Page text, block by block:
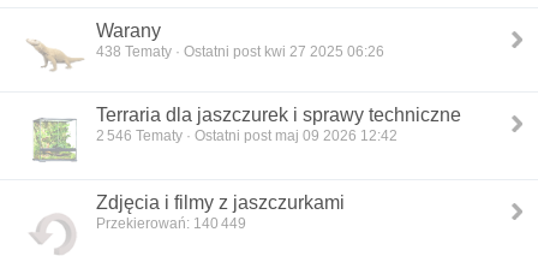
Warany
438 Tematy · Ostatni post kwi 27 2025 06:26
Terraria dla jaszczurek i sprawy techniczne
2 546 Tematy · Ostatni post maj 09 2026 12:42
Zdjęcia i filmy z jaszczurkami
Przekierowań: 140 449